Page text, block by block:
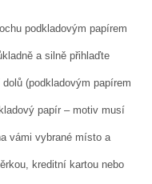
podkladovým papírem
a silně přihlaďte
(podkladovým papírem
papír – motiv musí
vámi vybrané místo a
kreditní kartou nebo